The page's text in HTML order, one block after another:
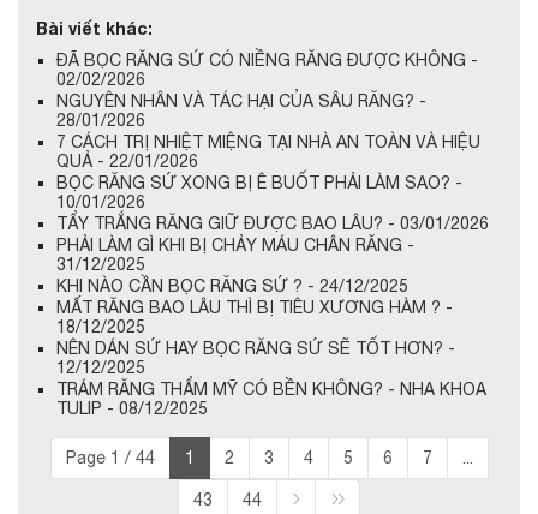
Bài viết khác:
ĐÃ BỌC RĂNG SỨ CÓ NIỀNG RĂNG ĐƯỢC KHÔNG -
02/02/2026
NGUYÊN NHÂN VÀ TÁC HẠI CỦA SÂU RĂNG? -
28/01/2026
7 CÁCH TRỊ NHIỆT MIỆNG TẠI NHÀ AN TOÀN VÀ HIỆU
QUẢ - 22/01/2026
BỌC RĂNG SỨ XONG BỊ Ê BUỐT PHẢI LÀM SAO? -
10/01/2026
TẨY TRẮNG RĂNG GIỮ ĐƯỢC BAO LÂU? - 03/01/2026
PHẢI LÀM GÌ KHI BỊ CHẢY MÁU CHÂN RĂNG -
31/12/2025
KHI NÀO CẦN BỌC RĂNG SỨ ? - 24/12/2025
MẤT RĂNG BAO LÂU THÌ BỊ TIÊU XƯƠNG HÀM ? -
18/12/2025
NÊN DÁN SỨ HAY BỌC RĂNG SỨ SẼ TỐT HƠN? -
12/12/2025
TRÁM RĂNG THẨM MỸ CÓ BỀN KHÔNG? - NHA KHOA
TULIP - 08/12/2025
Page 1 / 44 1 2 3 4 5 6 7
43 44